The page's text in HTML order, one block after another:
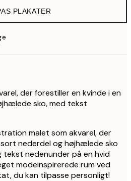
PLAKATER
der forestiller en kvinde i en
sko, med tekst
malet som akvarel, der
nederdel og højhælede sko
nedenunder på en hvid
modeinspirerede rum ved
du kan tilpasse personligt!